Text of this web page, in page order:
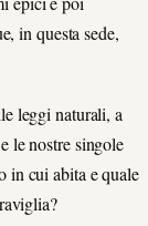
in questa sede,
leggi naturali, a
le nostre singole
in cui abita e quale